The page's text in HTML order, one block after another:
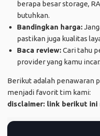
berapa besar storage,
butuhkan.
Bandingkan harga:
pastikan juga kualitas
Baca review:Cari tahu
provider yang kamu incar.
Berikut adalah penawaran
menjadi favorit tim kami:
disclaimer: link berikut ini